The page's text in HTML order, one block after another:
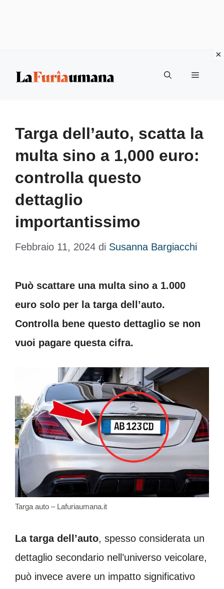
Menu
Targa dell’auto, scatta la
multa sino a 1,000 euro:
controlla questo
dettaglio
importantissimo
Febbraio 11, 2024 di Susanna Bargiacchi
Può scattare una multa sino a 1.000
euro solo per la targa dell’auto.
Controlla bene questo dettaglio se non
vuoi pagare questa cifra.
Targa auto – Lafuriaumana.it
La targa dell’auto, spesso considerata un
dettaglio secondario nell’universo veicolare,
può invece avere un impatto significativo